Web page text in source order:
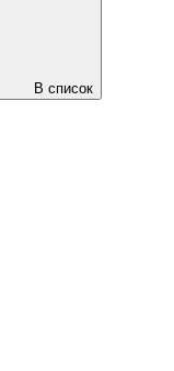
В список